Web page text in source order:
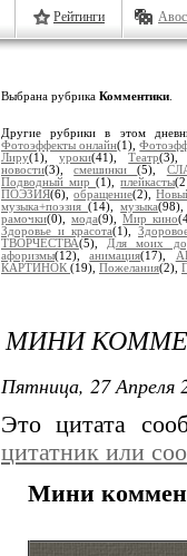
Рейтинги
Выбрана рубрика Комментики
Другие рубрики в этом
Фотоэффекты онлайн(1),
Лиру(1),уроки(41),Театр
новости(3),смешинки(5),
Подводный мир(1),плейкасты
ПОЭЗИЯ(6),обращение(2),
музыка+поэзия(14),музыка
рамочки(0),мода(9),Мир кино
Здоровье и красота(1),
ТВОРЧЕСТВА(5), Для моих
афоризмы(12),анимация(17),
КАРТИНОК (19), Пожелания(2),
МИНИ
Пятница, 27 Апреля
Это цитата
цитатник или
Мини